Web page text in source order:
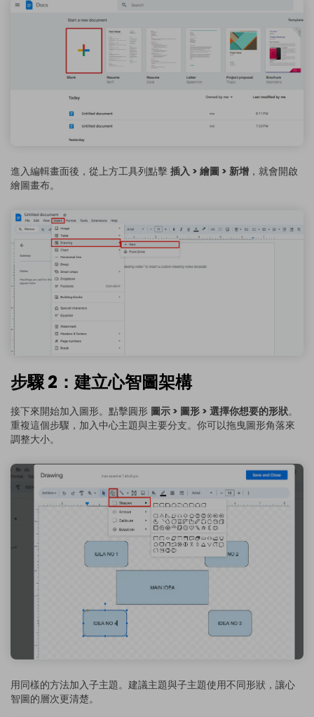
進入編輯畫面後，從上方工具列點擊 插入 > 繪圖 > 新增 ，就會開啟
繪圖畫布。
步驟 2：建立心智圖架構
接下來開始加入圖形。點擊圓形 圖示 > 圖形 > 選擇你想要的形狀。
重複這個步驟，加入中心主題與主要分支。你可以拖曳圖形角落來
調整大小。
用同樣的方法加入子主題。建議主題與子主題使用不同形狀，讓心
智圖的層次更清楚。